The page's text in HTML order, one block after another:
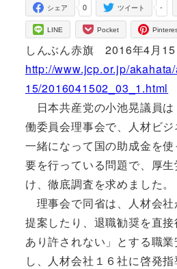
0
シェア -
ツイート
LINE Pocket
しんぶん赤旗 2016年4月15
http://www.jcp.or.jp/
15/2016041502_03_1.html
日本共産党の小池晃議員
働委員会理事会で、人材ビ
一緒になって国の助成金を
要を行っている問題で、厚
け、徹底調査を求めました。
理事会で同省は、人材会
提案したり、退職勧奨を直
あり許されない」とする職
し、人材会社１６社に啓発